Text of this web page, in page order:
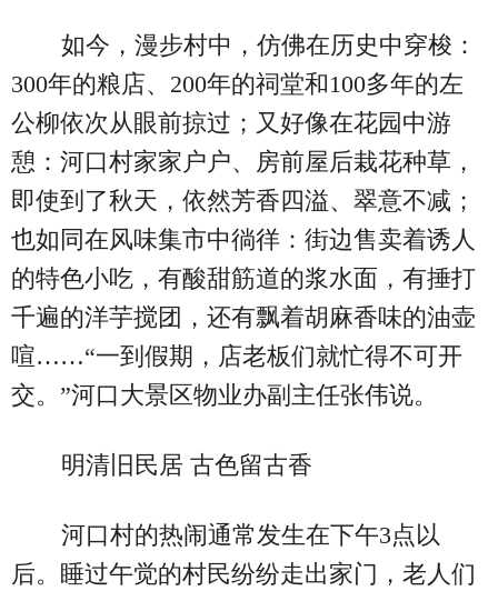
如今，漫步村中，仿佛在历史中穿梭：
300年的粮店、200年的祠堂和100多年的左
公柳依次从眼前掠过；又好像在花园中游
憩：河口村家家户户、房前屋后栽花种草，
即使到了秋天，依然芳香四溢、翠意不减；
也如同在风味集市中徜徉：街边售卖着诱人
的特色小吃，有酸甜筋道的浆水面，有捶打
千遍的洋芋搅团，还有飘着胡麻香味的油壶
喧……“一到假期，店老板们就忙得不可开
交。”河口大景区物业办副主任张伟说。
明清旧民居 古色留古香
河口村的热闹通常发生在下午3点以
后。睡过午觉的村民纷纷走出家门，老人们